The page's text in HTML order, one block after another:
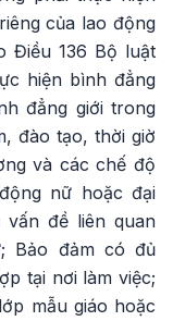
của lao động
Điều 136 Bộ luật
hiện bình đẳng
đẳng giới trong
đào tạo, thời giờ
và các chế độ
nữ hoặc đại
đề liên quan
Bảo đảm có đủ
tại nơi làm việc;
mẫu giáo hoặc